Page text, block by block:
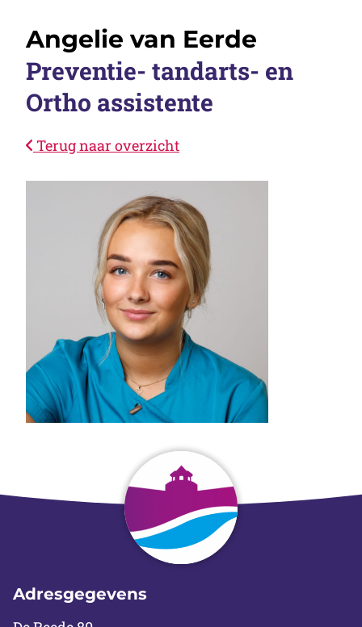
Angelie van Eerde
Preventie- tandarts- en
Ortho assistente
Terug naar overzicht
Adresgegevens